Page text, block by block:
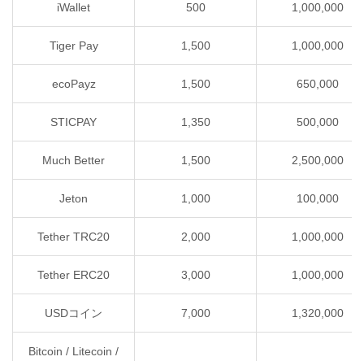
iWallet 500 1,000,000
Tiger Pay 1,500 1,000,000
ecoPayz 1,500 650,000
STICPAY 1,350 500,000
Much Better 1,500 2,500,000
Jeton 1,000 100,000
Tether TRC20 2,000 1,000,000
Tether ERC20 3,000 1,000,000
USDコイン 7,000 1,320,000
Bitcoin / Litecoin /